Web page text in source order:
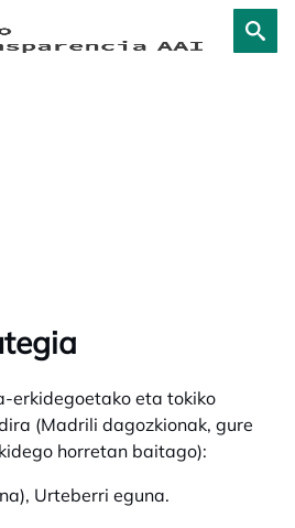
erkidegoetako eta tokiko
(Madrili dagozkionak, gure
horretan baitago):
Urteberri eguna.